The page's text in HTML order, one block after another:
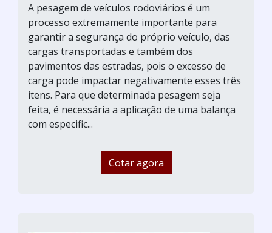
A pesagem de veículos rodoviários é um
processo extremamente importante para
garantir a segurança do próprio veículo, das
cargas transportadas e também dos
pavimentos das estradas, pois o excesso de
carga pode impactar negativamente esses três
itens. Para que determinada pesagem seja
feita, é necessária a aplicação de uma balança
com especific...
Cotar agora